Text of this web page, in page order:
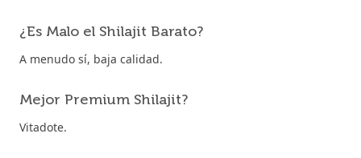
¿Es Malo el Shilajit Barato?
A menudo sí, baja calidad.
Mejor Premium Shilajit?
Vitadote.